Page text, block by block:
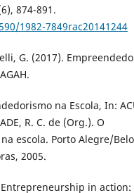
874-891.
1982-7849rac20141244
G. (2017).
na Escola, In:
R. C. de (Org.). O
escola. Porto Alegre/
2005.
Entrepreneurship in